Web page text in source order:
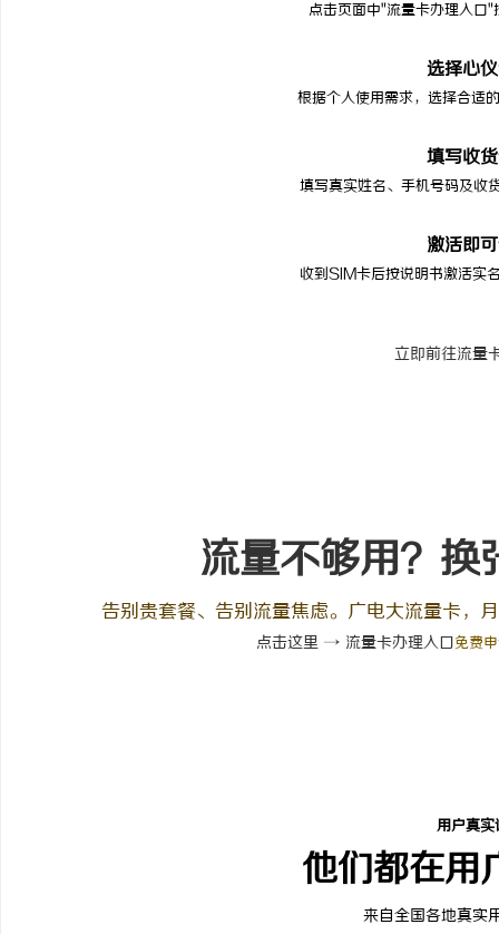
点击页面中"流量卡办理入口
选择心
根据个人使用需求，选择合适
填写收
填写真实姓名、手机号码及收
激活即
收到SIM卡后按说明书激活实
立即前往流量
流量不够用？换
告别贵套餐、告别流量焦虑。广电大流量卡，
点击这里 → 流量卡办理入口免费
用户真实
他们都在用
来自全国各地真实